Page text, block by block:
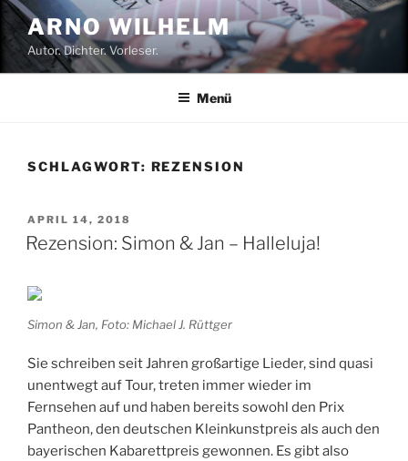
Zum
Inhalt
springen
ARNO WILHELM
Autor. Dichter. Vorleser.
Menü
SCHLAGWORT: REZENSION
VERÖFFENTLICHT
AM
APRIL 14, 2018
Rezension: Simon & Jan – Halleluja!
Simon & Jan, Foto: Michael J. Rüttger
Sie schreiben seit Jahren großartige Lieder, sind quasi
unentwegt auf Tour, treten immer wieder im
Fernsehen auf und haben bereits sowohl den Prix
Pantheon, den deutschen Kleinkunstpreis als auch den
bayerischen Kabarettpreis gewonnen. Es gibt also